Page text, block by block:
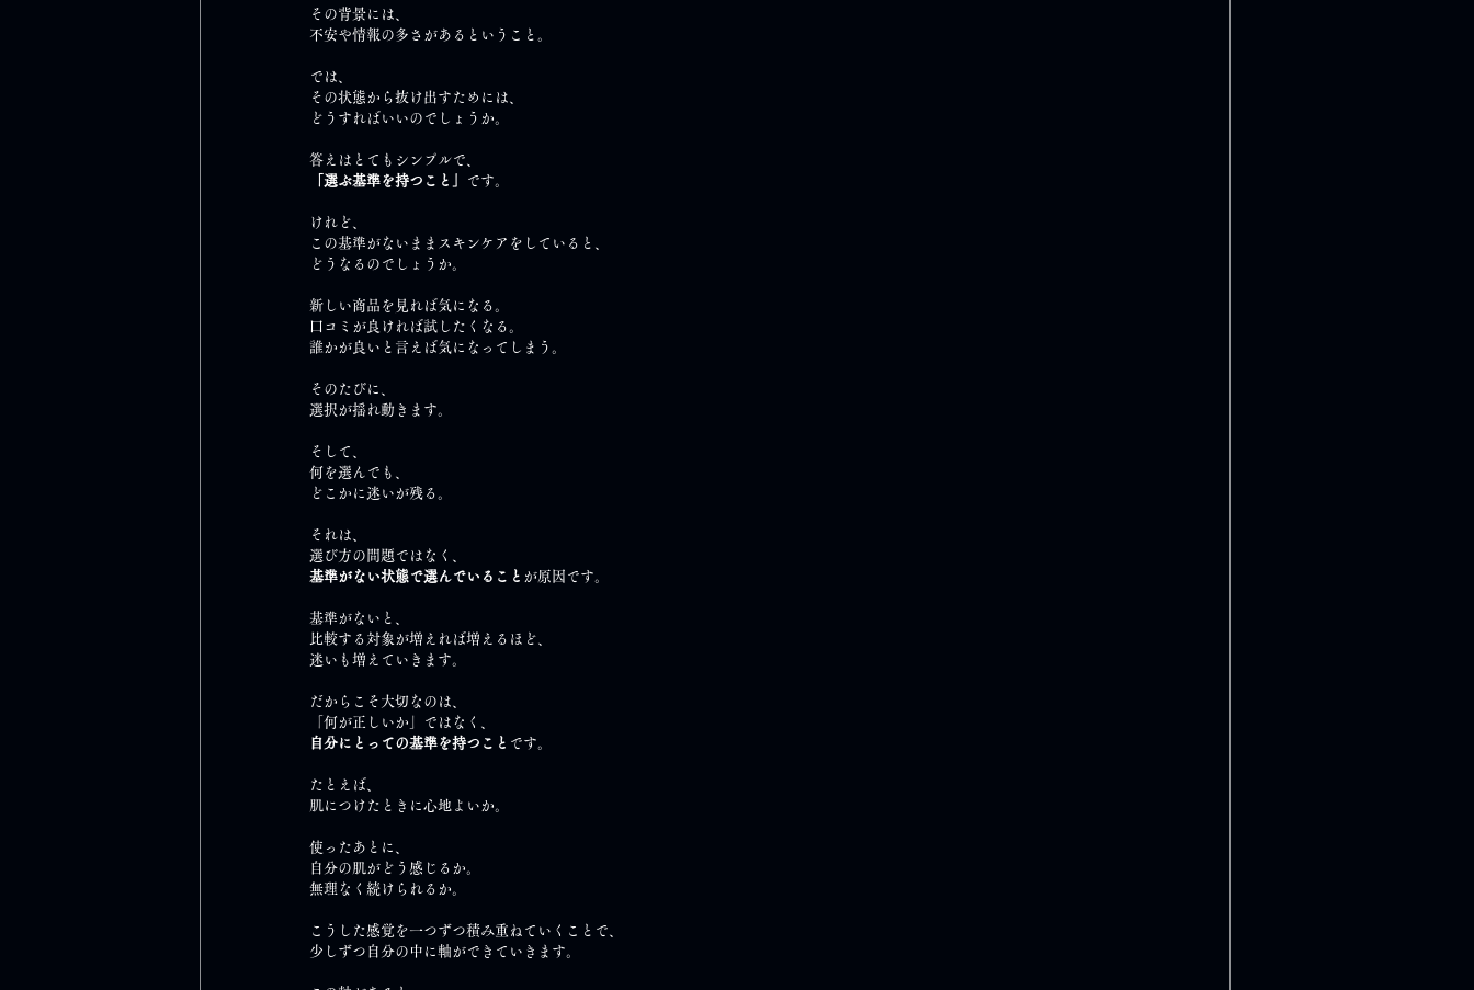
その背景には、
不安や情報の多さがあるということ。
では、
その状態から抜け出すためには、
どうすればいいのでしょうか。
答えはとてもシンプルで、
「選ぶ基準を持つこと」
です。
けれど、
この基準がないままスキンケアをしていると、
どうなるのでしょうか。
新しい商品を見れば気になる。
口コミが良ければ試したくなる。
誰かが良いと言えば気になってしまう。
そのたびに、
選択が揺れ動きます。
そして、
何を選んでも、
どこかに迷いが残る。
それは、
選び方の問題ではなく、
基準がない状態で選んでいること が原因です。
基準がないと、
比較する対象が増えれば増えるほど、
迷いも増えていきます。
だからこそ大切なのは、
「何が正しいか」ではなく、
自分にとっての基準を持つこと です。
たとえば、
肌につけたときに心地よいか。
使ったあとに、
自分の肌がどう感じるか。
無理なく続けられるか。
こうした感覚を一つずつ積み重ねていくことで、
少しずつ自分の中に軸ができていきます。